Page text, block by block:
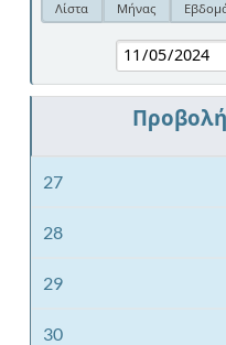
Λίστα Μήνας
27
28
29
30